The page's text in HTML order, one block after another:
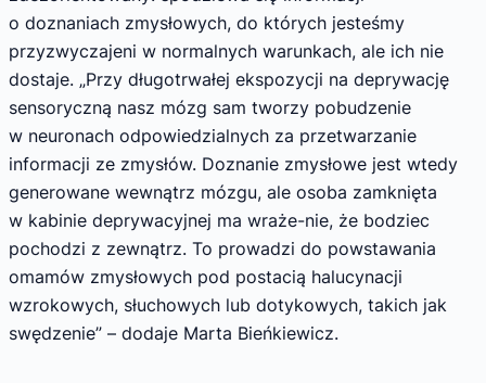
o doznaniach zmysłowych, do których jesteśmy
przyzwyczajeni w normalnych warunkach, ale ich nie
dostaje. „Przy długotrwałej ekspozycji na deprywację
sensoryczną nasz mózg sam tworzy pobudzenie
w neuronach odpowiedzialnych za przetwarzanie
informacji ze zmysłów. Doznanie zmysłowe jest wtedy
generowane wewnątrz mózgu, ale osoba zamknięta
w kabinie deprywacyjnej ma wraże-nie, że bodziec
pochodzi z zewnątrz. To prowadzi do powstawania
omamów zmysłowych pod postacią halucynacji
wzrokowych, słuchowych lub dotykowych, takich jak
swędzenie” – dodaje Marta Bieńkiewicz.